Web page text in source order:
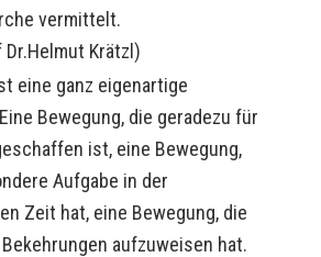
vermittelt.
Krätzl)
eine ganz eigenartige
Bewegung, die geradezu für
ist, eine Bewegung,
Aufgabe in der
Zeit hat, eine Bewegung, die
aufzuweisen hat.